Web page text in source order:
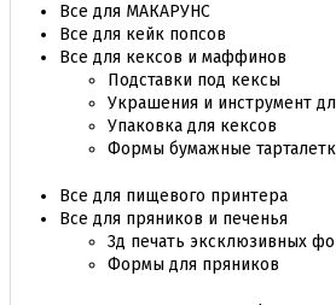
Все для МАКАРУНС
Все для кейк попсов
Все для кексов и маффинов
Подставки под кексы
Украшения и инструмент
Упаковка для кексов
Формы бумажные
Все для пищевого принтера
Все для пряников и печенья
3д печать эксклюзивных
Формы для пряников